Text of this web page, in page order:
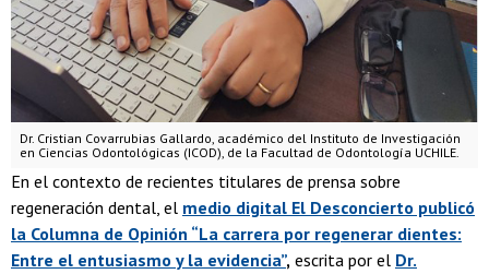
Dr. Cristian Covarrubias Gallardo, académico del Instituto de Investigación
en Ciencias Odontológicas (ICOD), de la Facultad de Odontología UCHILE.
En el contexto de recientes titulares de prensa sobre
regeneración dental, el medio digital El Desconcierto publicó
la Columna de Opinión “La carrera por regenerar dientes:
Entre el entusiasmo y la evidencia”, escrita por el Dr.